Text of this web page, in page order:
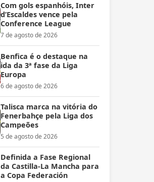
Com gols espanhóis, Inter
d’Escaldes vence pela
Conference League
7 de agosto de 2026
Benfica é o destaque na
ida da 3ª fase da Liga
Europa
6 de agosto de 2026
Talisca marca na vitória do
Fenerbahçe pela Liga dos
Campeões
5 de agosto de 2026
Definida a Fase Regional
da Castilla-La Mancha para
a Copa Federación